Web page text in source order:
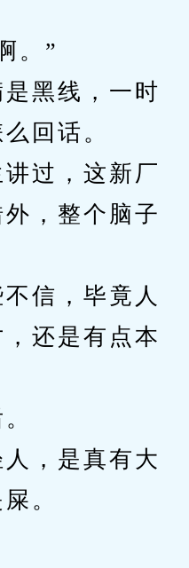
。”
黑线，一时
回话。
过，这新厂
，整个脑子
信，毕竟人
还是有点本
，是真有大
。